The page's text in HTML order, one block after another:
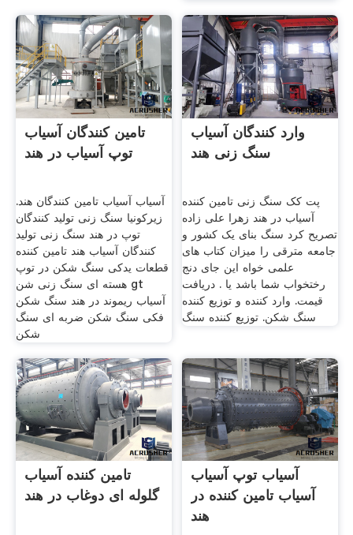
تامین کنندگان آسیاب
توپ آسیاب در هند
آسیاب آسیاب تامین کنندگان هند.
زیرکونیا سنگ زنی تولید کنندگان
توپ در هند سنگ زنی تولید
کنندگان آسیاب هند تامین کننده
قطعات یدکی سنگ شکن در توپ
هسته ای سنگ زنی شن gt
آسیاب ریموند در هند سنگ شکن
فکی سنگ شکن ضربه ای سنگ
شکن
وارد کنندگان آسیاب
سنگ زنی هند
پت کک سنگ زنی تامین کننده
آسیاب در هند زهرا علی زاده
تصریح کرد سنگ بنای یک کشور و
جامعه مترقی را میزان کتاب های
علمی خواه این جای دنج
رختخواب شما باشد یا . دریافت
قیمت. وارد کننده و توزیع کننده
سنگ شکن. توزیع کننده سنگ
تامین کننده آسیاب
گلوله ای دوغاب در هند
آسیاب توپ آسیاب
آسیاب تامین کننده در
هند